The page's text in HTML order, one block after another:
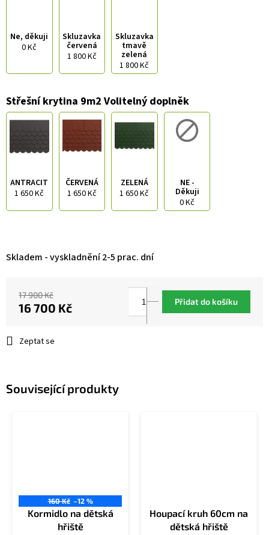
Ne, děkuji
0 Kč
Skluzavka
červená
1 800 Kč
Skluzavka
tmavě
zelená
1 800 Kč
Střešní krytina 9m2 Volitelný doplněk
ANTRACIT
1 650 Kč
ČERVENÁ
1 650 Kč
ZELENÁ
1 650 Kč
NE -
Děkuji
0 Kč
Zeptat se
Skladem - vyskladnění 2-5 prac. dní
17 900 Kč
16 700 Kč Přidat do košíku
Související produkty
160 Kč –12 %
Kormidlo na dětská
hřiště
Houpací kruh 60cm na
dětská hřiště